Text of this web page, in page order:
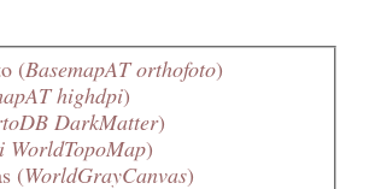
(BasemapAT orthofoto)
highdpi)
DarkMatter)
WorldTopoMap)
(WorldGrayCanvas)